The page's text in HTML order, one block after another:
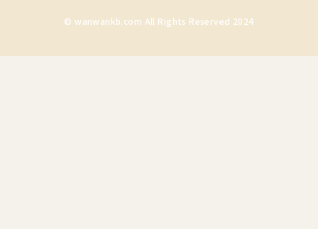
© wanwankb.com All Rights Reserved 2024